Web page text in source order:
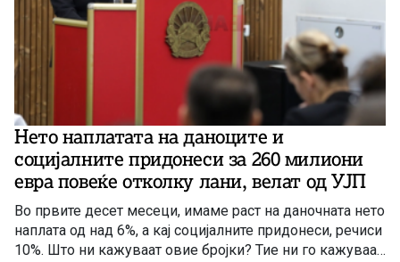
Нето наплатата на даноците и
социјалните придонеси за 260 милиони
евра повеќе отколку лани, велат од УЈП
Во првите десет месеци, имаме раст на даночната нето
наплата од над 6%, а кај социјалните придонеси, речиси
10%. Што ни кажуваат овие бројки? Тие ни го кажуваат